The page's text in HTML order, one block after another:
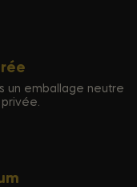
un emballage neutre